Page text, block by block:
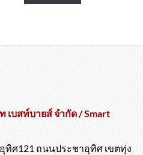
เบสท์บายส์ จำกัด / Smart
ทิศ121 ถนนประชาอุทิศ เขตทุ่ง